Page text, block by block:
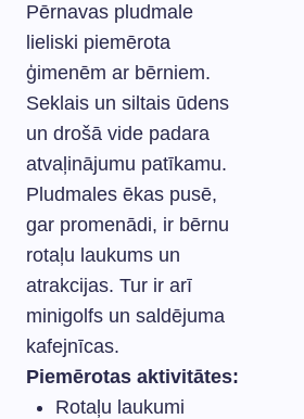
Pērnavas pludmale
lieliski piemērota
ģimenēm ar bērniem.
Seklais un siltais ūdens
un drošā vide padara
atvaļinājumu patīkamu.
Pludmales ēkas pusē,
gar promenādi, ir bērnu
rotaļu laukums un
atrakcijas. Tur ir arī
minigolfs un saldējuma
kafejnīcas.
Piemērotas aktivitātes:
Rotaļu laukumi